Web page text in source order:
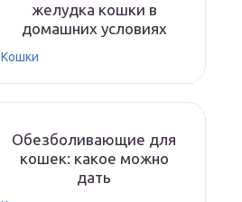
желудка кошки в
домашних условиях
Кошки
Обезболивающие для
кошек: какое можно
дать